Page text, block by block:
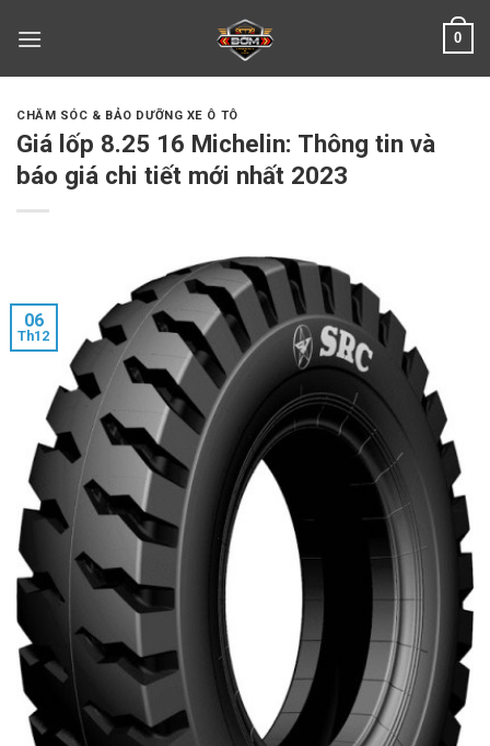
0
CHĂM SÓC & BẢO DƯỠNG XE Ô TÔ
Giá lốp 8.25 16 Michelin: Thông tin và
báo giá chi tiết mới nhất 2023
06
Th12